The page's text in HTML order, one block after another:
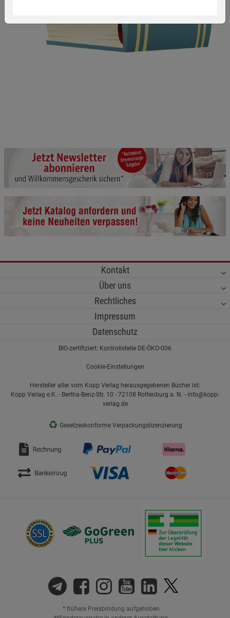
Kontakt
Über uns
Rechtliches
Impressum
Datenschutz
BIO-zertifiziert: Kontrollstelle DE-ÖKO-006
Cookie-Einstellungen
Hersteller aller vom Kopp Verlag herausgegebenen Bücher ist:
Kopp Verlag e.K. - Bertha-Benz-Str. 10 - 72108 Rottenburg a. N. - info@kopp-
verlag.de
♻ Gesetzeskonforme Verpackungslizenzierung
* frühere Preisbindung aufgehoben
Beschreibung Notwendige Cookies
Cookie-Informationenanzeigen
Funktionale Cookies (1) Funktionale
Beschreibung Funktionale Cookies
anzeigen
Statistik Cookies (2) Statistik Cookies
Beschreibung Statistik Cookies
Cookie-Informationen
Marketing Cookies (3)
Datenschutzerklärung Impressum